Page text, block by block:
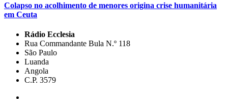
Colapso no acolhimento de menores origina crise humanitária
em Ceuta
Rádio Ecclesia
Rua Commandante Bula N.º 118
São Paulo
Luanda
Angola
C.P. 3579